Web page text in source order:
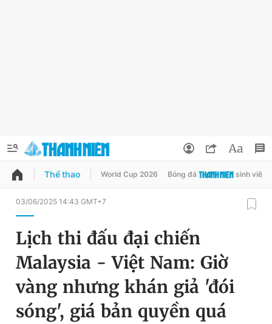
QUẢNG CÁO ĐẶT BÁO
Chuyên mục
Chuyên mục khác
Chào ngày mới Tin 24h
Đổi mật khẩu
Tin đã lưu
Tin đã xem
Thể thao World Cup 2026 Bóng đá sinh viên
03/06/2025 14:43 GMT+7
Lịch thi đấu đại chiến
Malaysia - Việt Nam: Giờ
vàng nhưng khán giả 'đói
sóng', giá bản quyền quá